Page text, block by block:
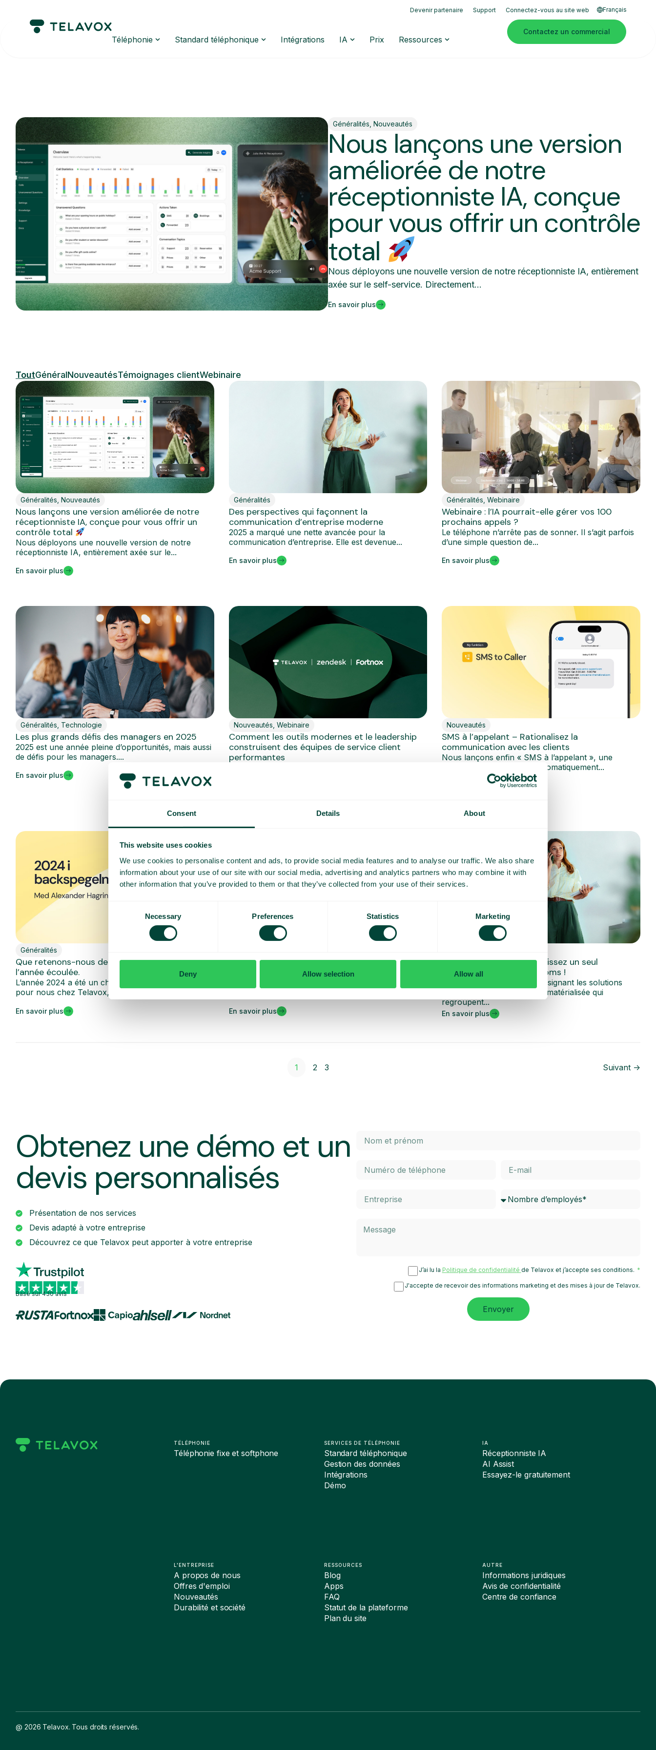
Consent Details About
This website uses cookies
We use cookies to personalise content and ads, to provide social media features and to analyse our traffic. We also share
information about your use of our site with our social media, advertising and analytics partners who may combine it with
other information that you’ve provided to them or that they’ve collected from your use of their services.
Necessary Preferences Statistics Marketing
Deny Allow selection Allow all
Devenir partenaire Support Connectez-vous au site web Français
Téléphonie Standard téléphonique Intégrations IA Prix Ressources
Contactez un commercial
Généralités Nouveautés
Nous lançons une version
améliorée de notre
réceptionniste IA, conçue
pour vous offrir un contrôle
total
Nous déployons une nouvelle version de notre réceptionniste IA, entièrement
axée sur le self-service. Directement...
En savoir plus
ToutGénéralNouveautésTémoignages clientWebinaire
Généralités Nouveautés
Nous lançons une version améliorée de notre
réceptionniste IA, conçue pour vous offrir un
contrôle total
Nous déployons une nouvelle version de notre
réceptionniste IA, entièrement axée sur le...
En savoir plus
Généralités
Des perspectives qui façonnent la
communication d’entreprise moderne
2025 a marqué une nette avancée pour la
communication d’entreprise. Elle est devenue...
En savoir plus
Généralités ,Webinaire
Webinaire : l’IA pourrait-elle gérer vos 100
prochains appels ?
Le téléphone n’arrête pas de sonner. Il s’agit parfois
d’une simple question de...
En savoir plus
Généralités Technologie
Les plus grands défis des managers en 2025
2025 est une année pleine d’opportunités, mais aussi
de défis pour les managers....
En savoir plus
Nouveautés Webinaire
Comment les outils modernes et le leadership
construisent des équipes de service client
performantes
Nouveautés
SMS à l’appelant – Rationalisez la
communication avec les clients
Nous lançons enfin « SMS à l’appelant », une
fonctionnalité qui envoie automatiquement...
En savoir plus
Généralités
Que retenons-nous de 2024 ? Retour sur
l’année écoulée.
L’année 2024 a été un chapitre riche en événements
pour nous chez Telavox,...
En savoir plus
Mettre à jour les messages vocaux plus
simplement que jamais
En savoir plus
Boostez l’efficacité : choisissez un seul
opérateur pour vos télécoms !
UCaaS - terme générique désignant les solutions
basées sur l'informatique dématérialisée qui
regroupent...
En savoir plus
1 2 3 Suivant ->
Obtenez une démo et un
devis personnalisés
Présentation de nos services
Devis adapté à votre entreprise
Découvrez ce que Telavox peut apporter à votre entreprise
Basé sur 430 avis
J’ai lu la Politique de confidentialité de Telavox et j’accepte ses conditions.
J'accepte de recevoir des informations marketing et des mises à jour de Telavox.
Envoyer
TÉLÉPHONIE
Téléphonie fixe et softphone
L'ENTREPRISE
A propos de nous
Offres d'emploi
Nouveautés
Durabilité et société
SERVICES DE TÉLÉPHONIE
Standard téléphonique
Gestion des données
Intégrations
Démo
RESSOURCES
Blog
Apps
FAQ
Statut de la plateforme
Plan du site
IA
Réceptionniste IA
AI Assist
Essayez-le gratuitement
AUTRE
Informations juridiques
Avis de confidentialité
Centre de confiance
@ 2026 Telavox. Tous droits réservés.